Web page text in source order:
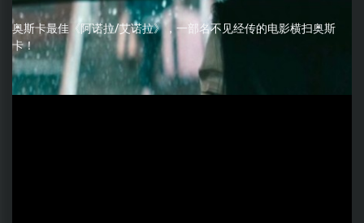
奥斯卡最佳《阿诺拉/艾诺拉》，一部名不见经传的电影横扫奥斯
卡！